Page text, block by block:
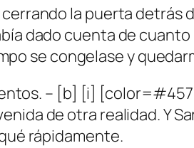
cerrando la puerta
dado cuenta de
se congelase y
– [b] [i]
de otra realidad. Y
rápidamente.